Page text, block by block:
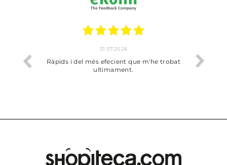
31.07.2026
Ràpids i del més efecient que m'he trobat
ultimament.